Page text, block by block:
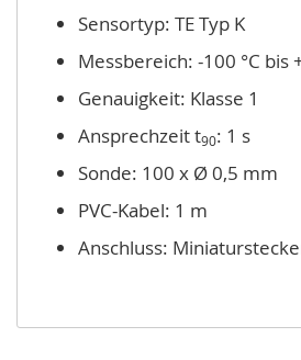
Sensortyp: TE Typ K
Messbereich: -100 °C bis
Genauigkeit: Klasse 1
Ansprechzeit t90: 1 s
Sonde: 100 x Ø 0,5 mm
PVC-Kabel: 1 m
Anschluss: